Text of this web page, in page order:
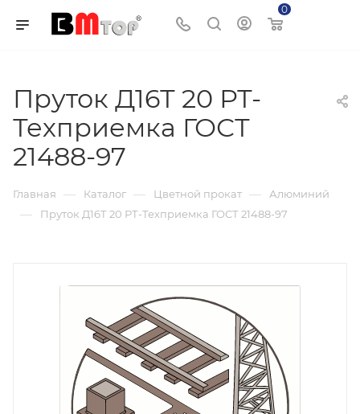
0
Пруток Д16Т 20 РТ-
Техприемка ГОСТ
21488-97
Главная — Каталог — Цветной прокат — Алюминий
— Пруток Д16Т 20 РТ-Техприемка ГОСТ 21488-97